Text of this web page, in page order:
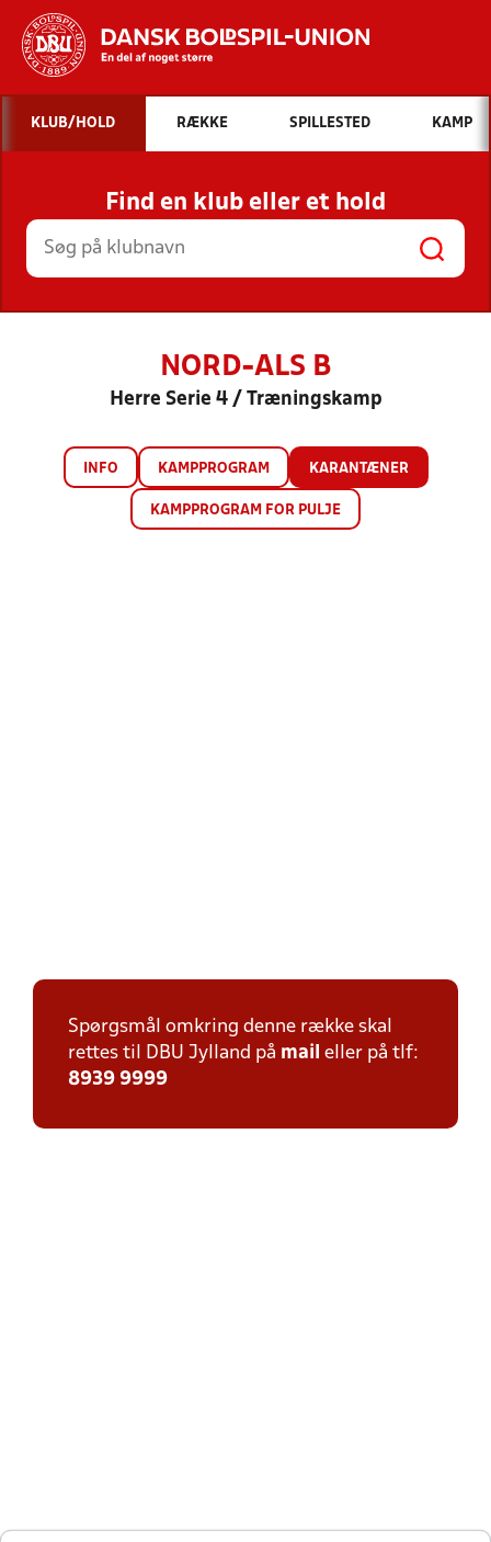
Hvad vil du søge efter?
INDHOLD OG NYHEDER
STILLINGER, RESULTATER, KLUBBER OG
HOLD
KLUB/HOLD RÆKKE SPILLESTED KAMP
Find en klub eller et hold
NORD-ALS B
Herre Serie 4 / Træningskamp
INFO KAMPPROGRAM KARANTÆNER
KAMPPROGRAM FOR PULJE
Spørgsmål omkring denne række skal
rettes til DBU Jylland på mail eller på tlf:
8939 9999